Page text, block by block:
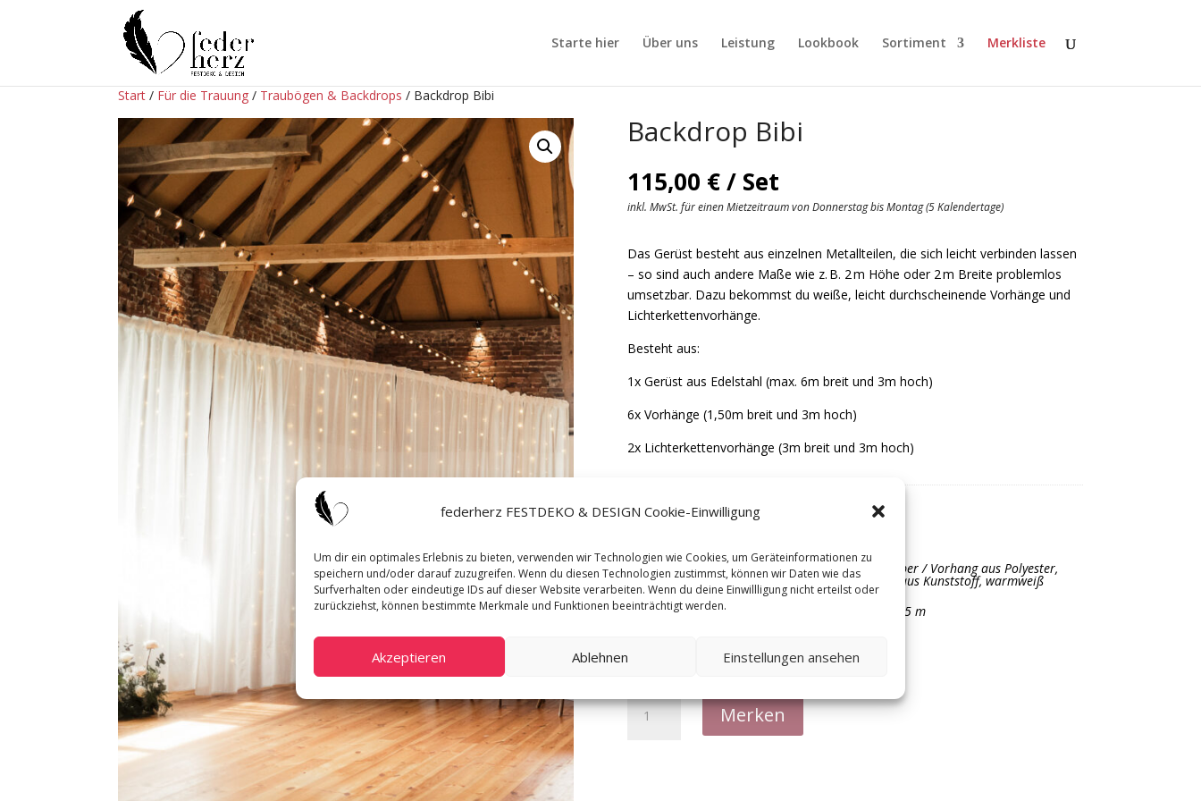
federherz FESTDEKO & DESIGN Cookie-Einwilligung
Um dir ein optimales Erlebnis zu bieten, verwenden wir Technologien wie Cookies, um Geräteinformationen zu
speichern und/oder darauf zuzugreifen. Wenn du diesen Technologien zustimmst, können wir Daten wie das
Surfverhalten oder eindeutige IDs auf dieser Website verarbeiten. Wenn du deine Einwillligung nicht erteilst oder
zurückziehst, können bestimmte Merkmale und Funktionen beeinträchtigt werden.
Akzeptieren Ablehnen Einstellungen ansehen
Starte hier Über uns Leistung Lookbook Sortiment Merkliste
Start / Für die Trauung / Traubögen & Backdrops / Backdrop Bibi
Backdrop Bibi
115,00 €/ Set
inkl. MwSt. für einen Mietzeitraum von Donnerstag bis Montag (5 Kalendertage)
Das Gerüst besteht aus einzelnen Metallteilen, die sich leicht verbinden lassen
– so sind auch andere Maße wie z. B. 2 m Höhe oder 2 m Breite problemlos
umsetzbar. Dazu bekommst du weiße, leicht durchscheinende Vorhänge und
Lichterkettenvorhänge.
Besteht aus:
1x Gerüst aus Edelstahl (max. 6m breit und 3m hoch)
6x Vorhänge (1,50m breit und 3m hoch)
2x Lichterkettenvorhänge (3m breit und 3m hoch)
Mietpreis pro
Material Gerüst aus Edelstahl, silber / Vorhang aus Polyester,
offwhite / Lichterketten aus Kunststoff, warmweiß
Maße
max. B 6m x H 3 m x T 0,5 m
Backdrop
Bibi
Merken